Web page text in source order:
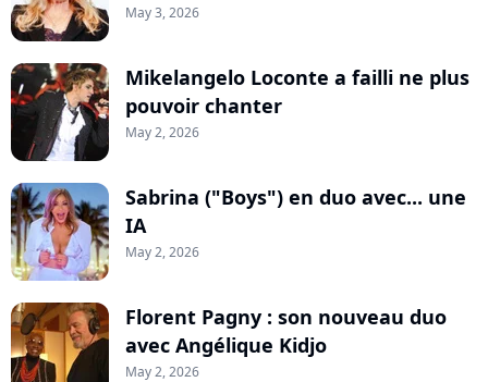
May 3, 2026
Mikelangelo Loconte a failli ne plus
pouvoir chanter
May 2, 2026
Sabrina ("Boys") en duo avec... une
IA
May 2, 2026
Florent Pagny : son nouveau duo
avec Angélique Kidjo
May 2, 2026